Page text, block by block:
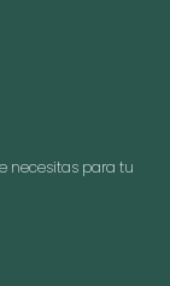
necesitas para tu